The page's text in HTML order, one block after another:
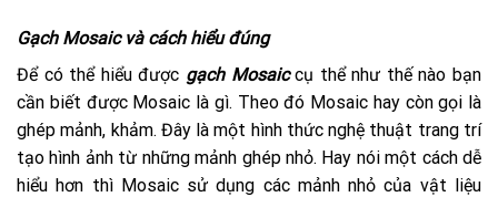
Gạch Mosaic và cách hiểu đúng
Để có thể hiểu được gạch Mosaiccụ thể như thế nào bạn
cần biết được Mosaic là gì. Theo đó Mosaic hay còn gọi là
ghép mảnh, khảm. Đây là một hình thức nghệ thuật trang trí
tạo hình ảnh từ những mảnh ghép nhỏ. Hay nói một cách dễ
hiểu hơn thì Mosaic sử dụng các mảnh nhỏ của vật liệu